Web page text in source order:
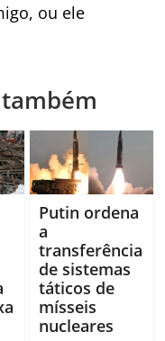
ou ele
Putin ordena
a
transferência
de sistemas
táticos de
mísseis
nucleares